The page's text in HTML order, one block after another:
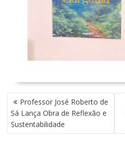
N
A
V
E
Professor José Roberto de
Sá Lança Obra de Reflexão e
Sustentabilidade